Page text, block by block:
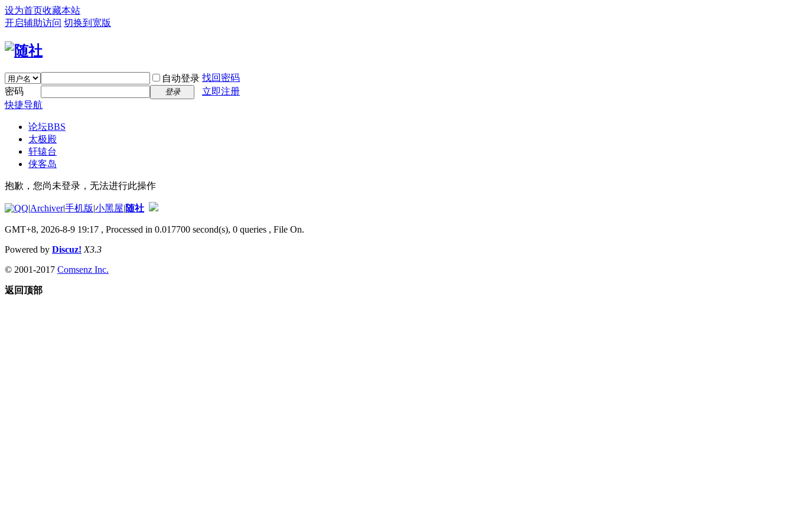
设为首页收藏本站
开启辅助访问 切换到宽版
自动登录 找回密码
密码
登录
立即注册
快捷导航
论坛BBS
太极殿
轩辕台
侠客岛
抱歉，您尚未登录，无法进行此操作
|Archiver|手机版|小黑屋|随社
GMT+8, 2026-8-9 19:17 , Processed in 0.017700 second(s), 0 queries , File On.
Powered by Discuz! X3.3
© 2001-2017 Comsenz Inc.
返回顶部